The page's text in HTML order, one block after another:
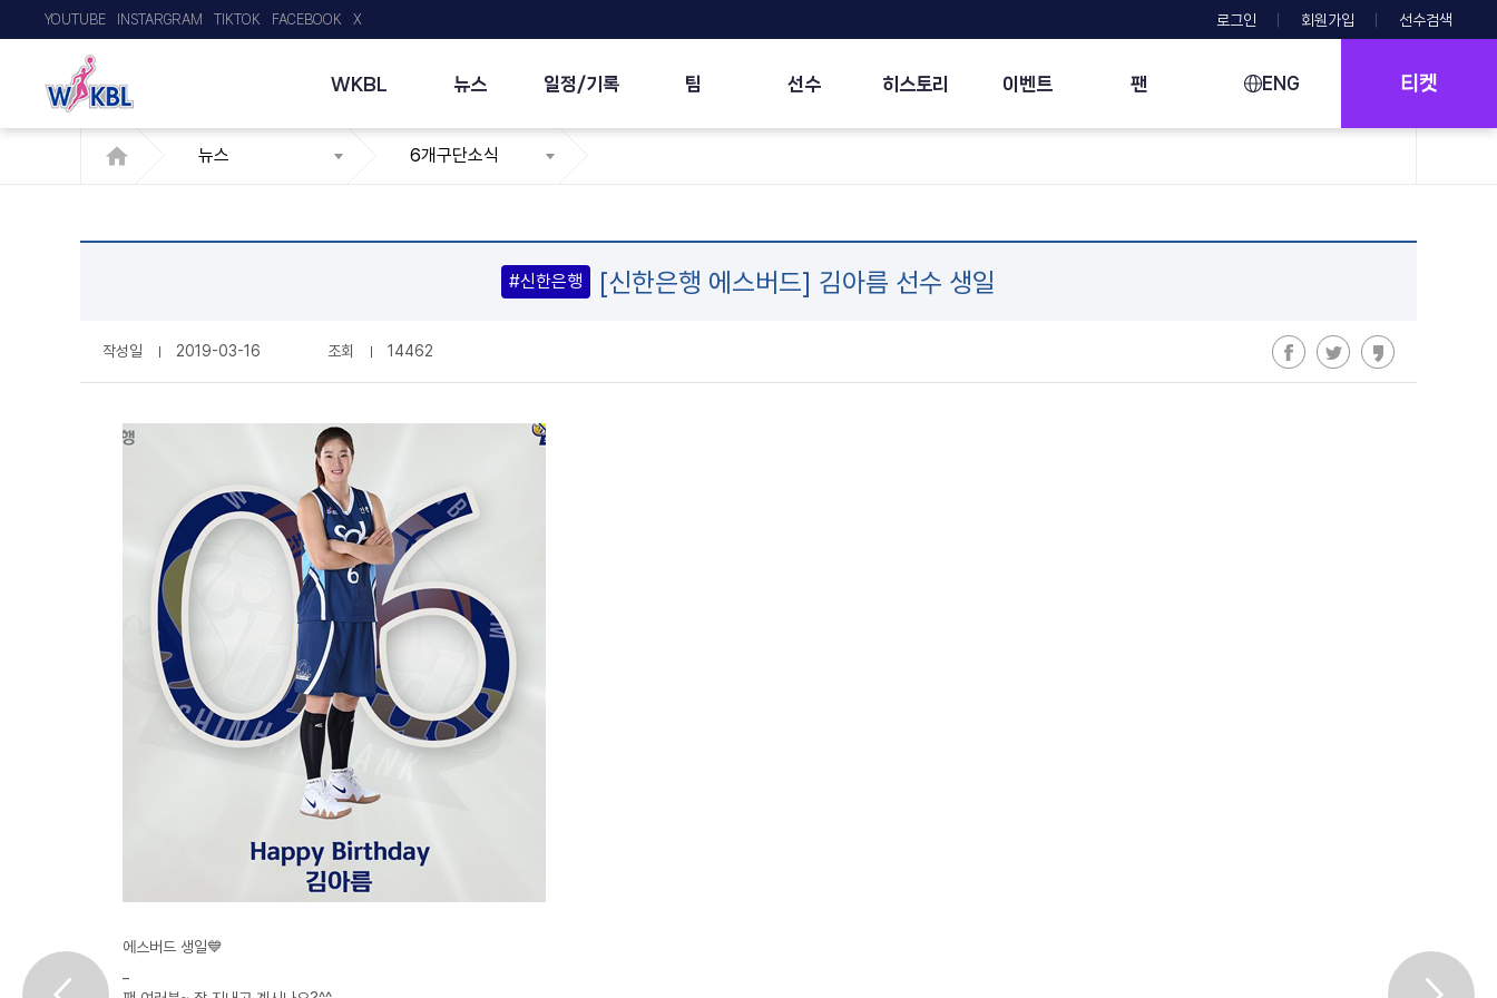
WKBL 뉴스 일정/기록 팀 선수 히스토리 이벤트 팬 ENG 티켓
YOUTUBE INSTARGRAM TIKTOK FACEBOOK X 로그인 회원가입 선수검색
뉴스 6개구단소식
#신한은행 [신한은행 에스버드] 김아름 선수 생일
작성일 2019-03-16 조회 14462
에스버드 생일💙